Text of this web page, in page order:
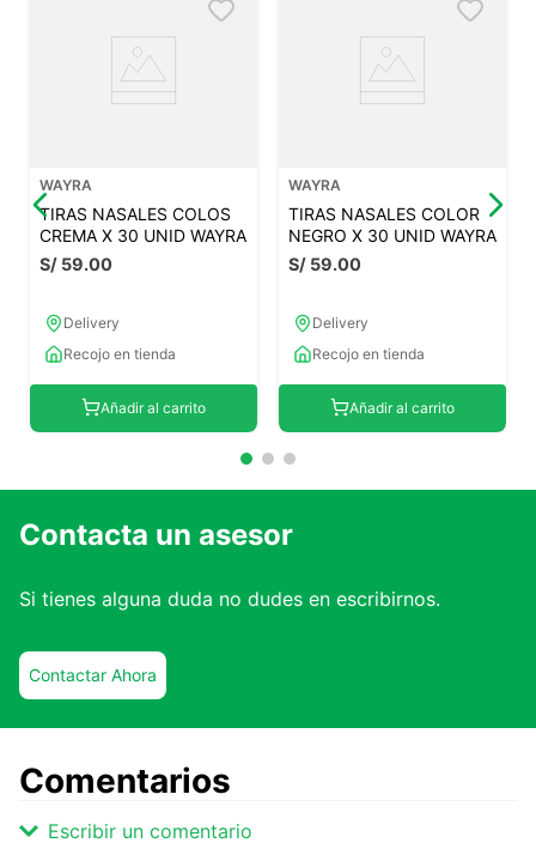
WAYRA
TIRAS NASALES COLOS
CREMA X 30 UNID WAYRA
S/ 59.00
Delivery
Recojo en tienda
Añadir al carrito
WAYRA
TIRAS NASALES COLOR
NEGRO X 30 UNID WAYRA
S/ 59.00
Delivery
Recojo en tienda
Añadir al carrito
Contacta un asesor
Si tienes alguna duda no dudes en escribirnos.
Contactar Ahora
Comentarios
Escribir un comentario